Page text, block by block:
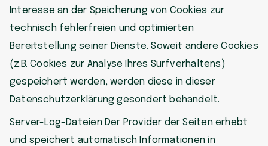
Interesse an der Speicherung von Cookies zur
technisch fehlerfreien und optimierten
Bereitstellung seiner Dienste. Soweit andere Cookies
(z.B. Cookies zur Analyse Ihres Surfverhaltens)
gespeichert werden, werden diese in dieser
Datenschutzerklärung gesondert behandelt.
Server-Log-Dateien Der Provider der Seiten erhebt
und speichert automatisch Informationen in